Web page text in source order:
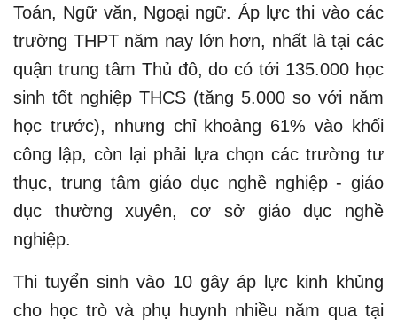
Toán, Ngữ văn, Ngoại ngữ. Áp lực thi vào các
trường THPT năm nay lớn hơn, nhất là tại các
quận trung tâm Thủ đô, do có tới 135.000 học
sinh tốt nghiệp THCS (tăng 5.000 so với năm
học trước), nhưng chỉ khoảng 61% vào khối
công lập, còn lại phải lựa chọn các trường tư
thục, trung tâm giáo dục nghề nghiệp - giáo
dục thường xuyên, cơ sở giáo dục nghề
nghiệp.
Thi tuyển sinh vào 10 gây áp lực kinh khủng
cho học trò và phụ huynh nhiều năm qua tại